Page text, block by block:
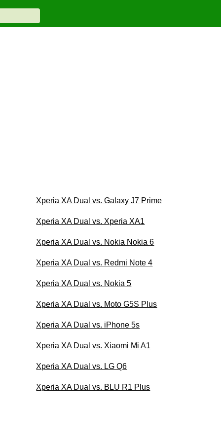
Xperia XA Dual vs. Galaxy J7 Prime
Xperia XA Dual vs. Xperia XA1
Xperia XA Dual vs. Nokia Nokia 6
Xperia XA Dual vs. Redmi Note 4
Xperia XA Dual vs. Nokia 5
Xperia XA Dual vs. Moto G5S Plus
Xperia XA Dual vs. iPhone 5s
Xperia XA Dual vs. Xiaomi Mi A1
Xperia XA Dual vs. LG Q6
Xperia XA Dual vs. BLU R1 Plus